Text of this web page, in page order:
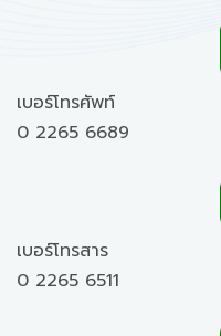
เบอร์โทรศัพท์
0 2265 6689
เบอร์โทรสาร
0 2265 6511